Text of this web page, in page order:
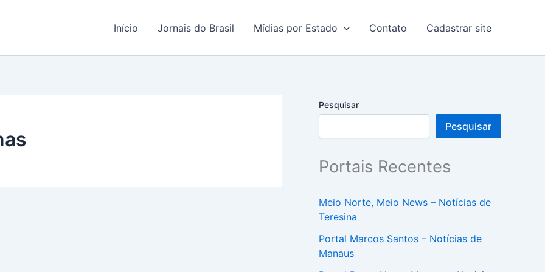
Início Jornais do Brasil Mídias por Estado Contato Cadastrar site
Pesquisar
Pesquisar
Portais Recentes
Meio Norte, Meio News – Notícias de
Teresina
Portal Marcos Santos – Notícias de
Manaus